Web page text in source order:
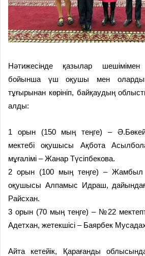
Нәтижесінде қазылар
бойынша үш оқушы мен
тұғырынан көрініп, байқаудың
алды:
1 орын (150 мың теңге) –
мектебі оқушысы Ақбота
мұғалімі – Жанар Түсіпбекова.
2 орын (100 мың теңге) – Жамбыл
оқушысы Алпамыс Идраш,
Райсхан.
3 орын (70 мың теңге) – №22
Адетхан, жетекшісі – Баярбек
Айта кетейік, Қарағанды